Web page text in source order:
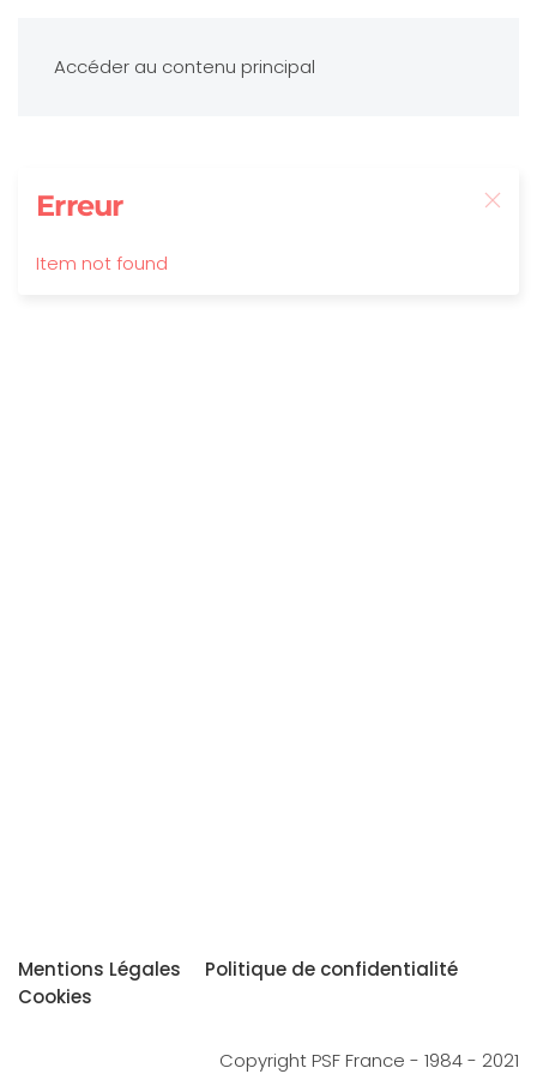
Accéder au contenu principal
Erreur
Item not found
Mentions Légales
Politique de confidentialité
Cookies
Copyright PSF France - 1984 - 2021